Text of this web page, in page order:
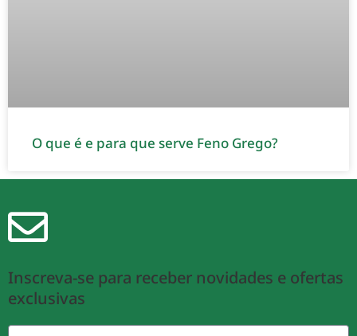
O que é e para que serve Feno Grego?
Inscreva-se para receber novidades e ofertas
exclusivas